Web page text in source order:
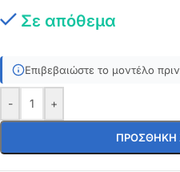
Σε απόθεμα
Επιβεβαιώστε το μοντέλο
- +
ΠΡΟΣΘΉΚΗ